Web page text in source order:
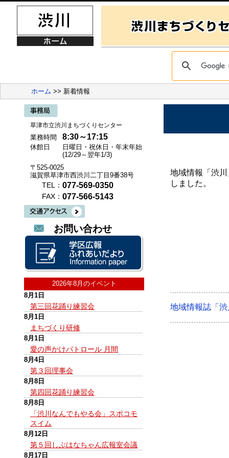
ホーム >> 新着情報
草津市立渋川まちづくりセンター
業務時間 8:30～17:15
休館日
日曜日・祝休日・年末年始
(12/29～翌年1/3)
〒525-0025
滋賀県草津市西渋川二丁目9番38号
TEL： 077-569-0350
FAX： 077-566-5143
お問い合わせ
2026年8月のイベント
8月1日
第三回花踊り練習会
8月1日
まちづくり研修
8月1日
愛の声かけパトロール 月間
8月4日
第３回理事会
8月8日
第四回花踊り練習会
8月8日
「渋川なんでもやる会」スポコモ
スイム
8月12日
第５回しぶはなちゃん広報室会議
8月17日
地域情報「渋
しました。
地域情報誌「